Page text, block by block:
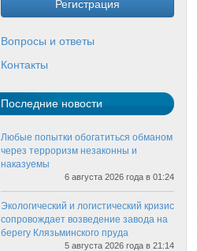
Регистрация
Вопросы и ответы
Контакты
Последние новости
Любые попытки обогатиться обманом
через терроризм незаконны и
наказуемы
6 августа 2026 года в 01:24
Экологический и логистический кризис
сопровождает возведение завода на
берегу Клязьминского пруда
5 августа 2026 года в 21:14